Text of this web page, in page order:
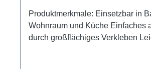
Produktmerkmale: Einsetzbar in Bad,
Wohnraum und Küche Einfaches
durch großflächiges Verkleben